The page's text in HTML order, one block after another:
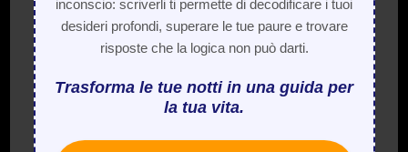
inconscio: scriverli ti permette di decodificare i tuoi
desideri profondi, superare le tue paure e trovare
risposte che la logica non può darti.
Trasforma le tue notti in una guida per
la tua vita.